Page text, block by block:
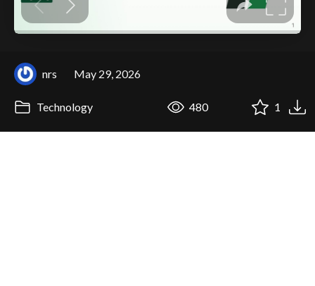
nrs May 29, 2026
Technology 480 1